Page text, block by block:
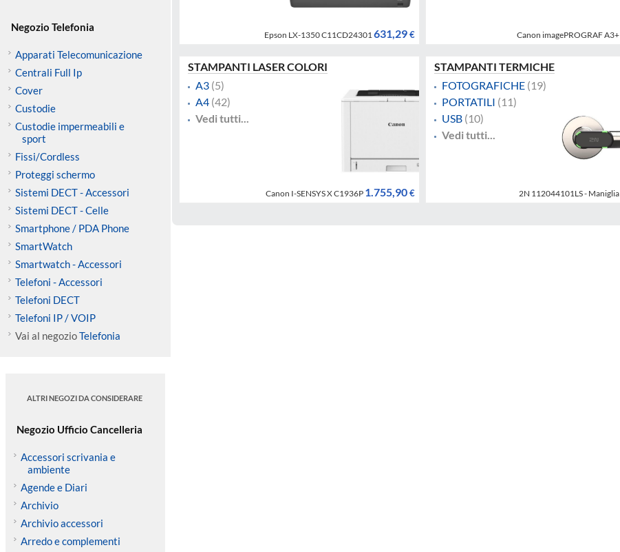
Negozio Telefonia
Apparati Telecomunicazione
Centrali Full Ip
Cover
Custodie
Custodie impermeabili e
sport
Fissi/Cordless
Proteggi schermo
Sistemi DECT - Accessori
Sistemi DECT - Celle
Smartphone / PDA Phone
SmartWatch
Smartwatch - Accessori
Telefoni - Accessori
Telefoni DECT
Telefoni IP / VOIP
Vai al negozioTelefonia
ALTRI NEGOZI DA CONSIDERARE
Negozio Ufficio Cancelleria
Accessori scrivania e
ambiente
Agende e Diari
Archivio
Archivio accessori
Arredo e complementi
Epson LX-1350 C11CD24301631,29€ Canon imagePROGRAF A3+
STAMPANTI LASER COLORI
A3 (5)
A4 (42)
Vedi tutti...
Canon I-SENSYS X C1936P 1.755,90€
STAMPANTI TERMICHE
FOTOGRAFICHE (19)
PORTATILI (11)
USB (10)
Vedi tutti...
2N 112044101LS - Maniglia